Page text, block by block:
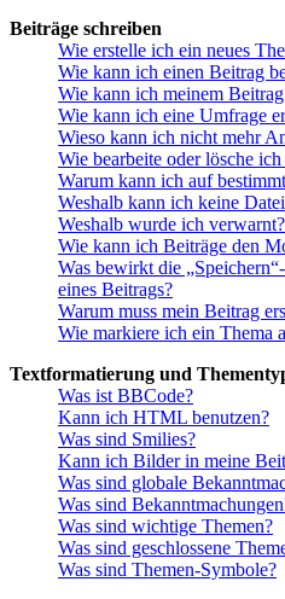
Beiträge schreiben
Wie erstelle ich ein neues
Wie kann ich einen Beitrag
Wie kann ich meinem
Wie kann ich eine Umfrage
Wieso kann ich nicht mehr
Wie bearbeite oder lösche
Warum kann ich auf
Weshalb kann ich keine
Weshalb wurde ich verwarnt?
Wie kann ich Beiträge den
Was bewirkt die
eines Beitrags?
Warum muss mein Beitrag
Wie markiere ich ein Thema
Textformatierung und
Was ist BBCode?
Kann ich HTML benutzen?
Was sind Smilies?
Kann ich Bilder in meine
Was sind globale
Was sind
Was sind wichtige Themen?
Was sind geschlossene
Was sind Themen-Symbole?